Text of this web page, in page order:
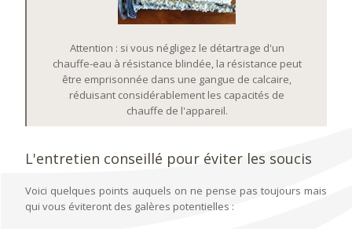
Attention : si vous négligez le détartrage d'un
chauffe-eau à résistance blindée, la résistance peut
être emprisonnée dans une gangue de calcaire,
réduisant considérablement les capacités de
chauffe de l'appareil.
L'entretien conseillé pour éviter les soucis
Voici quelques points auquels on ne pense pas toujours mais
qui vous éviteront des galères potentielles :